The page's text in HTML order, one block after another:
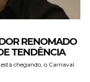
RENOMADO
TENDÊNCIA
chegando, o Carnaval.